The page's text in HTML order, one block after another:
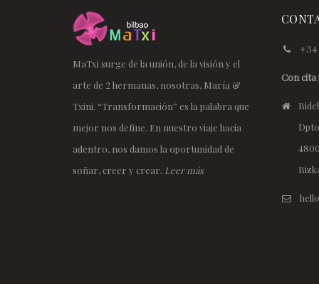
MaTxi surge de la unión, de la visión y el
arte de 2 hermanas, nosotras, María &
Txini. “Transformación” es la palabra que
mejor nos define. En nuestro viaje hacia
adentro, nos damos la oportunidad de
soñar, creer y crear. Leer más
+34
Con cita